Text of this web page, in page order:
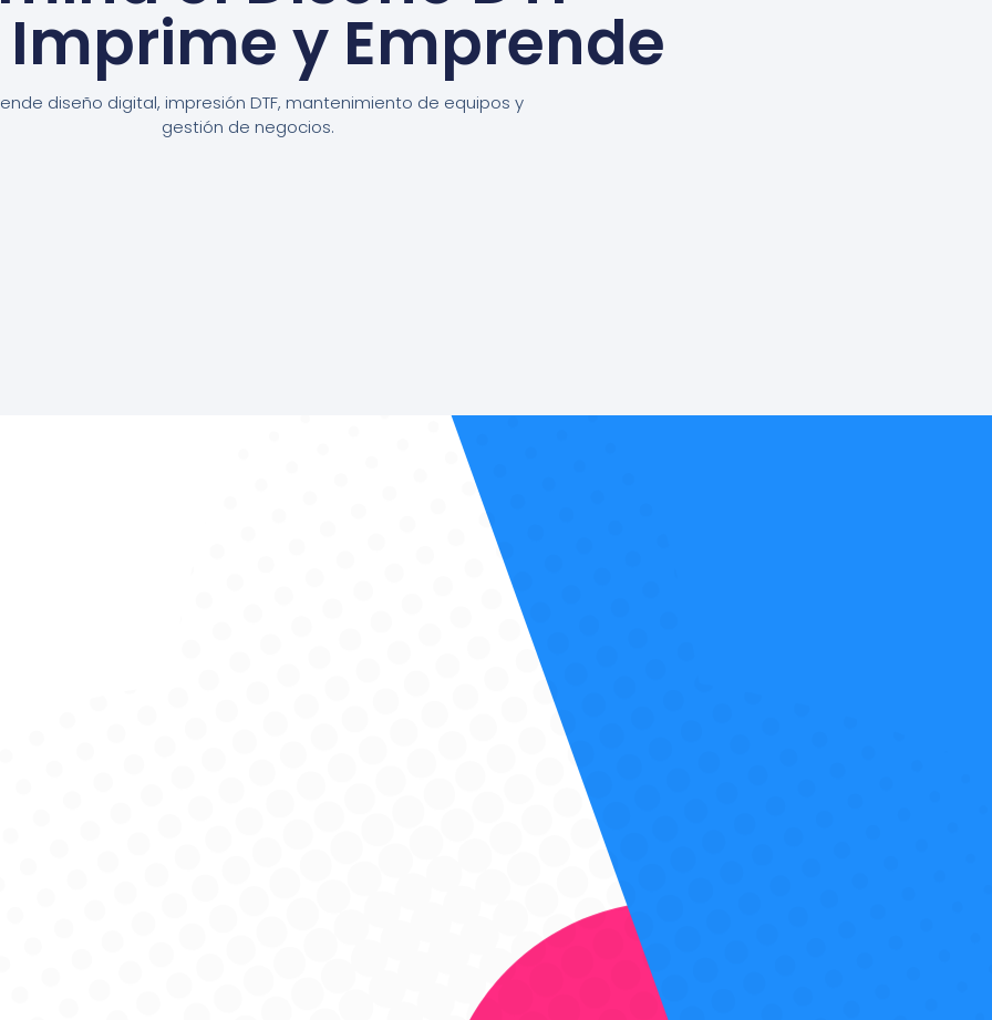
Imprime y Emprende
diseño digital, impresión DTF, mantenimiento de equipos y
gestión de negocios.